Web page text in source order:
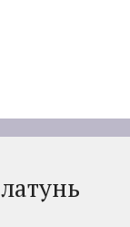
латунь